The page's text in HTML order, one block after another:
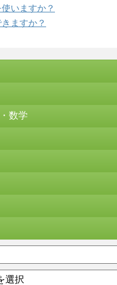
いますか？
ますか？
数学